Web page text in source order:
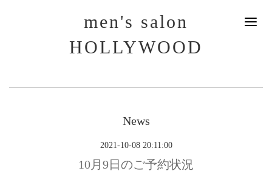
men's salon
HOLLYWOOD
News
2021-10-08 20:11:00
10月9日のご予約状況